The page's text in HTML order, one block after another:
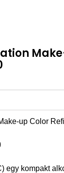
up Color Refill
egy kompakt